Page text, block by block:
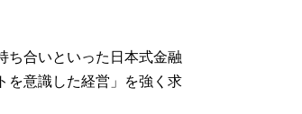
ち合いといった日本式金融
を意識した経営」を強く求